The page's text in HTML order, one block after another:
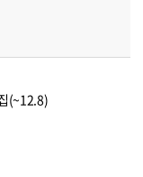
(~12.8)